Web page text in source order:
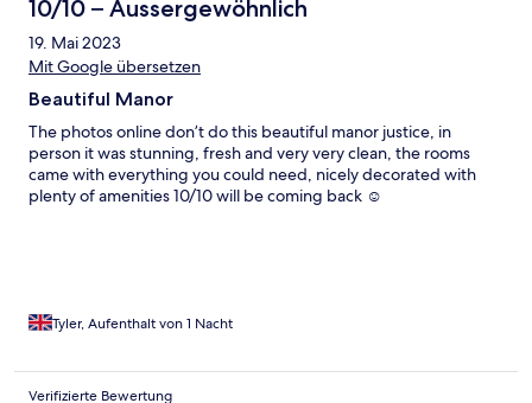
10/10 – Aussergewöhnlich
19. Mai 2023
Mit Google übersetzen
Beautiful Manor
The photos online don’t do this beautiful manor justice, in
person it was stunning, fresh and very very clean, the rooms
came with everything you could need, nicely decorated with
plenty of amenities 10/10 will be coming back ☺️
Tyler, Aufenthalt von 1 Nacht
Verifizierte Bewertung